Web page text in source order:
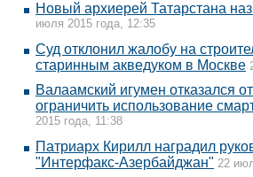
Новый архиерей Татарстана
июля 2015 года, 12:35
Суд отклонил жалобу на
старинным акведуком в Москве
Валаамский игумен отказался
ограничить использование
2015 года, 11:38
Патриарх Кирилл наградил
"Интерфакс-Азербайджан" 22